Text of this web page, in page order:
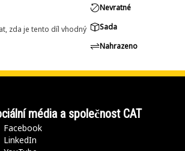
zda je tento díl vhodný
Nevratné
Sada
Nahrazeno
média a společnost CAT
Facebook
LinkedIn